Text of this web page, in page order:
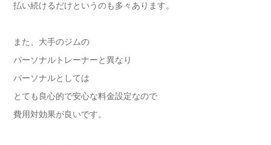
払い続けるだけというのも多々あります。
また、大手のジムの
パーソナルトレーナーと異なり
パーソナルとしては
とても良心的で安心な料金設定なので
費用対効果が良いです。